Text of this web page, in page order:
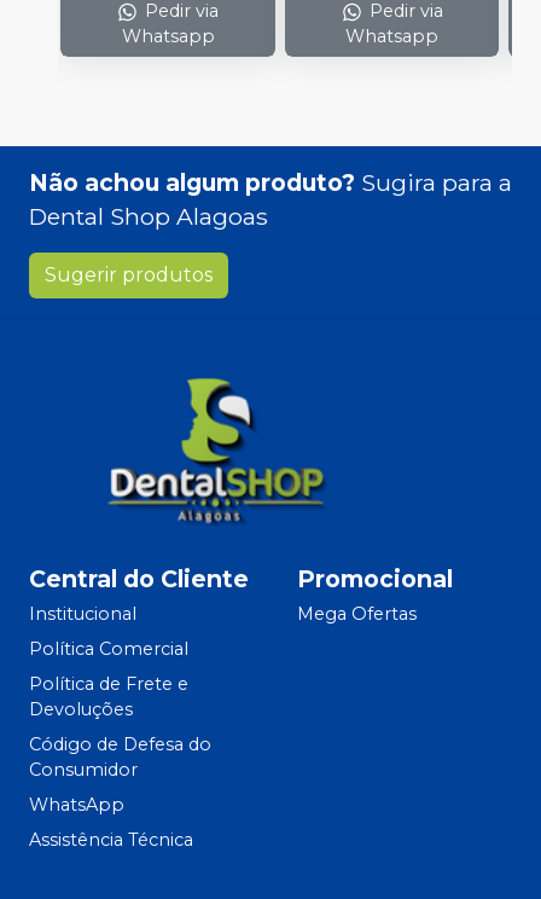
Pedir via
Whatsapp
Pedir via
Whatsapp
Não achou algum produto? Sugira para a
Dental Shop Alagoas
Sugerir produtos
Central do Cliente
Institucional
Política Comercial
Política de Frete e
Devoluções
Código de Defesa do
Consumidor
WhatsApp
Assistência Técnica
Promocional
Mega Ofertas